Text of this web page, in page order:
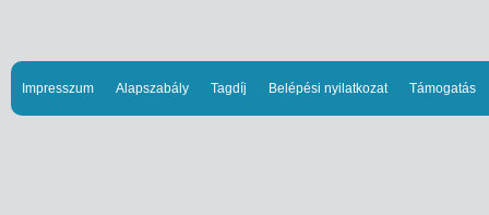
Impresszum Alapszabály Tagdíj Belépési nyilatkozat Támogatás